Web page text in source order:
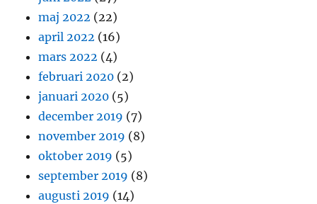
maj 2022 (22)
april 2022 (16)
mars 2022 (4)
februari 2020 (2)
januari 2020 (5)
december 2019 (7)
november 2019 (8)
oktober 2019 (5)
september 2019 (8)
augusti 2019 (14)